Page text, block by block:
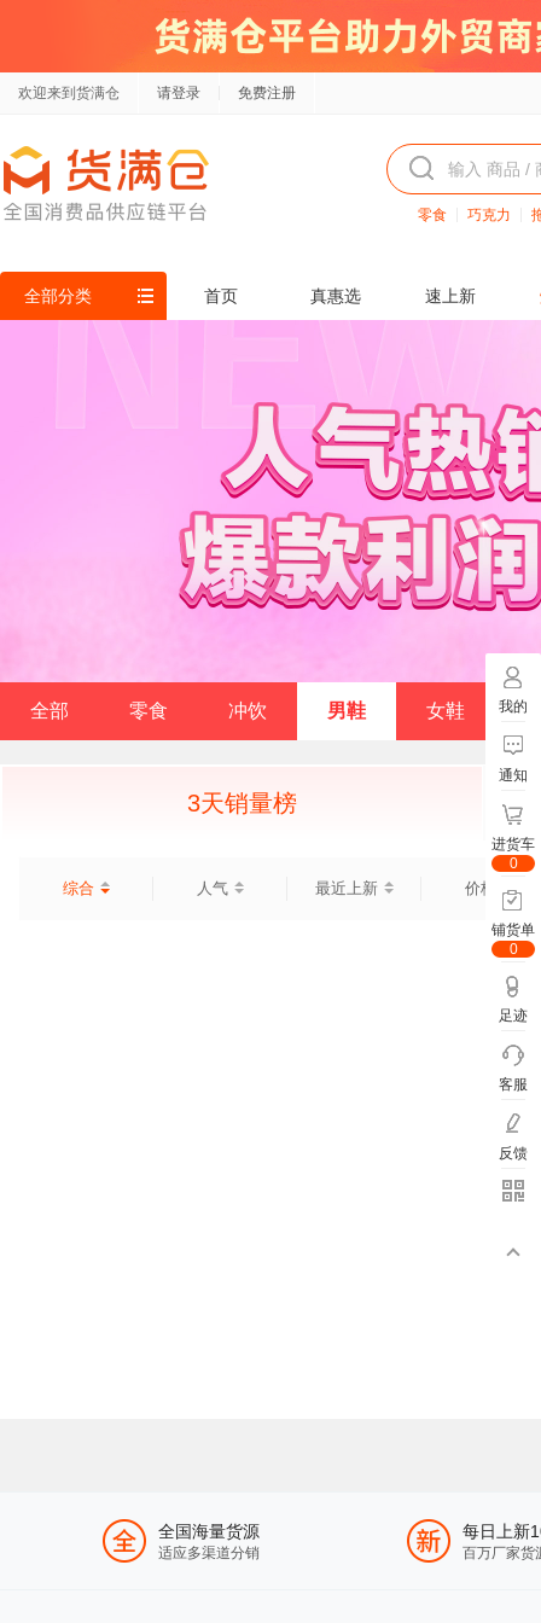
欢迎来到货满仓 请登录 免费注册
零食 巧克力
全部分类 首页 真惠选 速上新
全部 零食 冲饮 男鞋 女鞋
3天销量榜
综合 人气 最近上新 价格
全国海量货源
适应多渠道分销
每日上新
百万厂家货
我的
通知
进货车
0
铺货单
0
足迹
客服
反馈